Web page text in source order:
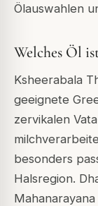
Ölauswahlen
Welches Öl
Ksheerabala
geeignete
zervikalen
besonders
Halsregion.